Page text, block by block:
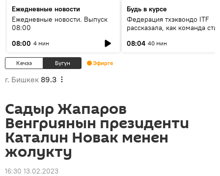
Ежедневные новости
Ежедневные новости. Выпуск
08:00
08:00 4 мин
Будь в курсе
Федерация тхэквондо ITF
рассказала, как команда
08:04 40 мин
Кечээ Бүгүн Эфирге
г. Бишкек 89.3
Садыр Жапаров
Венгриянын президенти
Каталин Новак менен
жолукту
16:30 13.02.2023